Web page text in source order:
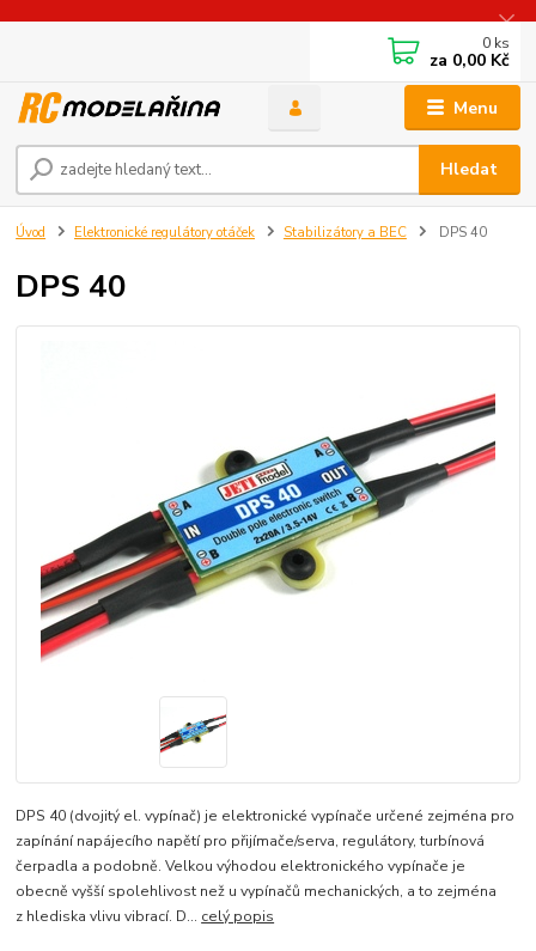
Menu
Hledat
0 ks
za 0,00 Kč
Úvod Elektronické regulátory otáček Stabilizátory a BEC DPS 40
DPS 40
DPS 40 (dvojitý el. vypínač) je elektronické vypínače určené zejména pro
zapínání napájecího napětí pro přijímače/serva, regulátory, turbínová
čerpadla a podobně. Velkou výhodou elektronického vypínače je
obecně vyšší spolehlivost než u vypínačů mechanických, a to zejména
z hlediska vlivu vibrací. D... celý popis